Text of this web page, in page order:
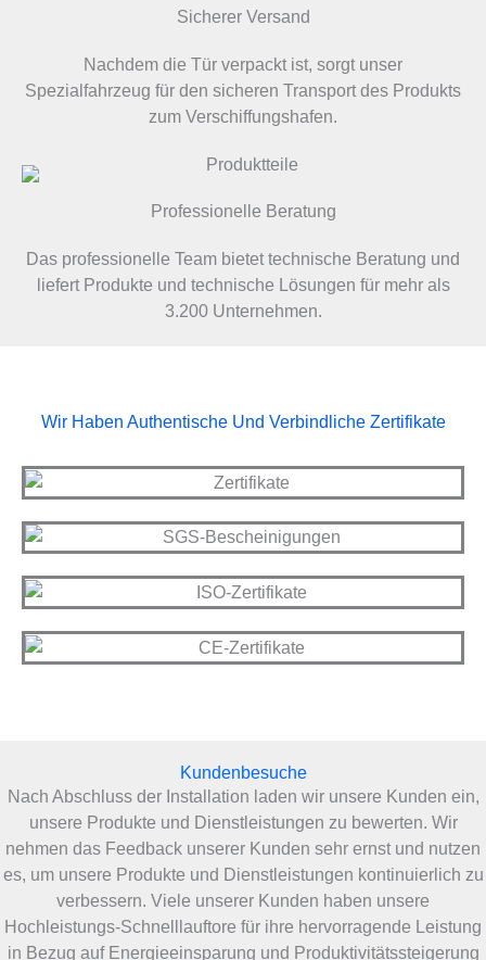
Sicherer Versand
Nachdem die Tür verpackt ist, sorgt unser
Spezialfahrzeug für den sicheren Transport des Produkts
zum Verschiffungshafen.
Professionelle Beratung
Das professionelle Team bietet technische Beratung und
liefert Produkte und technische Lösungen für mehr als
3.200 Unternehmen.
Wir Haben Authentische Und Verbindliche Zertifikate
Kundenbesuche
Nach Abschluss der Installation laden wir unsere Kunden ein,
unsere Produkte und Dienstleistungen zu bewerten. Wir
nehmen das Feedback unserer Kunden sehr ernst und nutzen
es, um unsere Produkte und Dienstleistungen kontinuierlich zu
verbessern. Viele unserer Kunden haben unsere
Hochleistungs-Schnelllauftore für ihre hervorragende Leistung
in Bezug auf Energieeinsparung und Produktivitätssteigerung